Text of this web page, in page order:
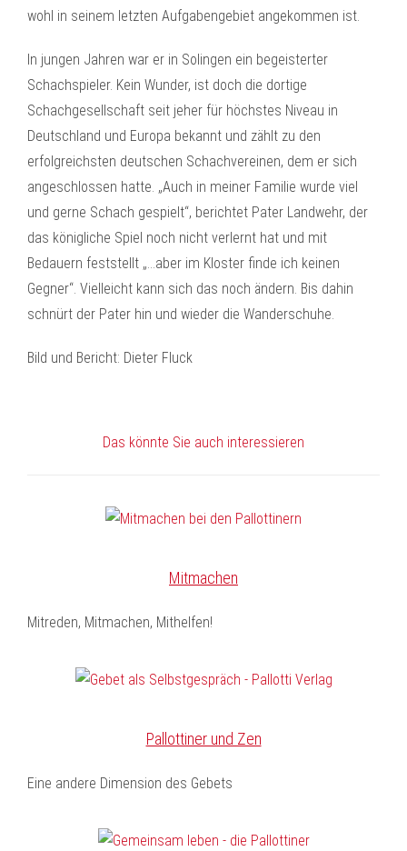
wohl in seinem letzten Aufgabengebiet angekommen ist.
In jungen Jahren war er in Solingen ein begeisterter
Schachspieler. Kein Wunder, ist doch die dortige
Schachgesellschaft seit jeher für höchstes Niveau in
Deutschland und Europa bekannt und zählt zu den
erfolgreichsten deutschen Schachvereinen, dem er sich
angeschlossen hatte. „Auch in meiner Familie wurde viel
und gerne Schach gespielt“, berichtet Pater Landwehr, der
das königliche Spiel noch nicht verlernt hat und mit
Bedauern feststellt „…aber im Kloster finde ich keinen
Gegner“. Vielleicht kann sich das noch ändern. Bis dahin
schnürt der Pater hin und wieder die Wanderschuhe.
Bild und Bericht: Dieter Fluck
Das könnte Sie auch interessieren
Mitmachen
Mitreden, Mitmachen, Mithelfen!
Pallottiner und Zen
Eine andere Dimension des Gebets